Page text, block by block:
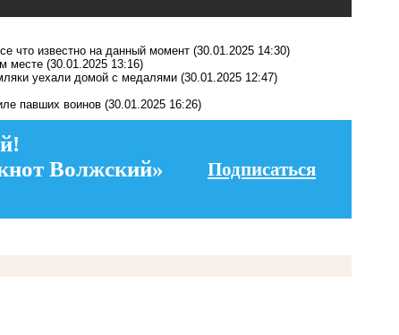
что известно на данный момент (30.01.2025 14:30)
месте (30.01.2025 13:16)
уехали домой с медалями (30.01.2025 12:47)
павших воинов (30.01.2025 16:26)
Волжский»
Подписаться